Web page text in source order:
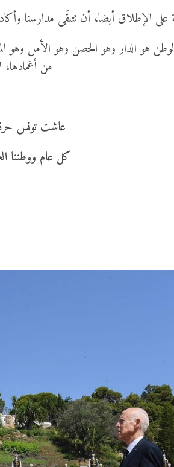
الإطلاق أيضا، أن تتلقّى مدارسنا
الوطن هو الدار وهو الحصن وهو الأمل
من
عاشت تونس حرة
كل عام ووطننا